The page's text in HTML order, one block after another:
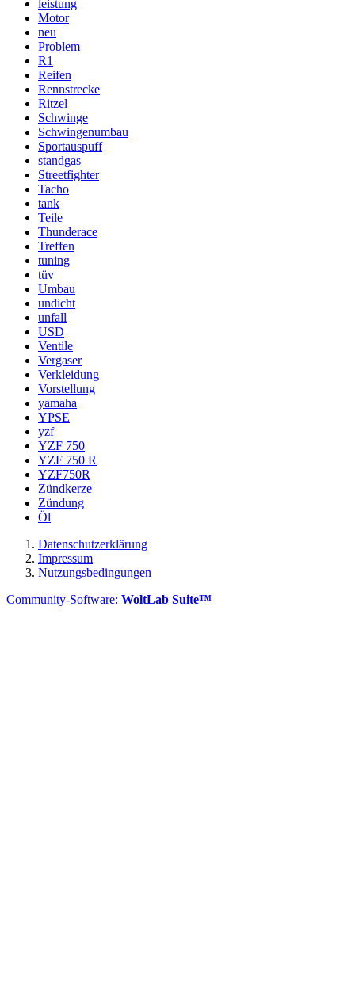
leistung
Motor
neu
Problem
R1
Reifen
Rennstrecke
Ritzel
Schwinge
Schwingenumbau
Sportauspuff
standgas
Streetfighter
Tacho
tank
Teile
Thunderace
Treffen
tuning
tüv
Umbau
undicht
unfall
USD
Ventile
Vergaser
Verkleidung
Vorstellung
yamaha
YPSE
yzf
YZF 750
YZF 750 R
YZF750R
Zündkerze
Zündung
Öl
Datenschutzerklärung
Impressum
Nutzungsbedingungen
Community-Software: WoltLab Suite™